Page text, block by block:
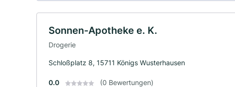
Sonnen-Apotheke e. K.
Drogerie
Schloßplatz 8, 15711 Königs Wusterhausen
0.0 (0 Bewertungen)